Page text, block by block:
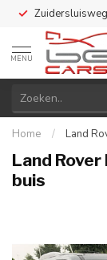
Zuidersluisweg
MENU
Home / Land
Land
buis